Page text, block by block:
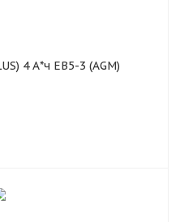
4 А*ч EB5-3 (AGM)